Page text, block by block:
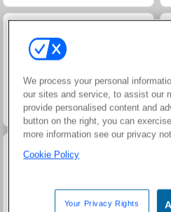
Masha and the Bear: Meadows
We process your personal
our sites and service, to assist our
provide personalised content and
button on the right, you can
more information see our privacy
Cookie Policy
Your Privacy Rights